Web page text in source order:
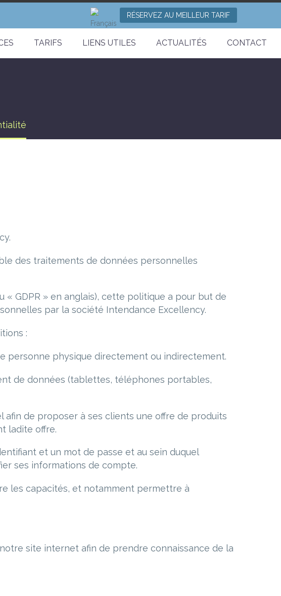
RÉSERVEZ AU MEILLEUR TARIF
TARIFS LIENS UTILES ACTUALITÉS CONTACT
des traitements de données personnelles
« GDPR » en anglais), cette politique a pour but de
par la société Intendance Excellency.
:
personne physique directement ou indirectement.
de données (tablettes, téléphones portables,
de proposer à ses clients une offre de produits
ladite offre.
et un mot de passe et au sein duquel
ses informations de compte.
les capacités, et notamment permettre à
site internet afin de prendre connaissance de la